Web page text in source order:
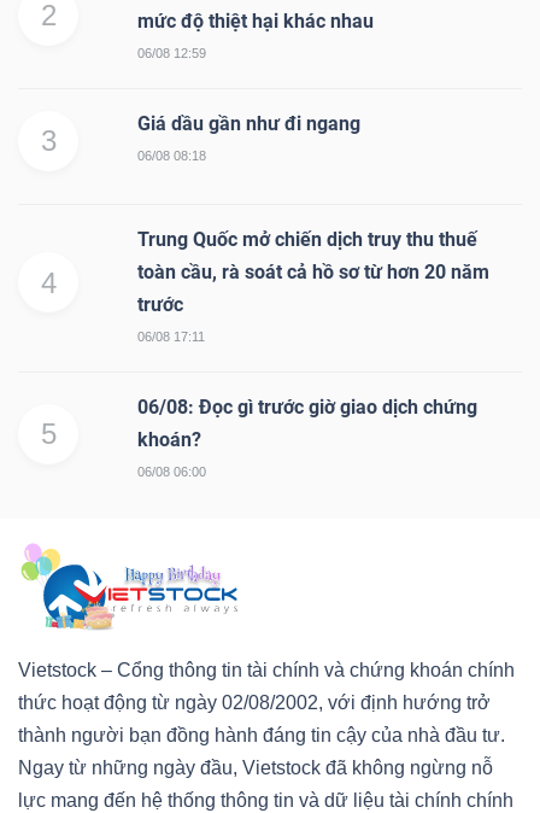
2
mức độ thiệt hại khác nhau
06/08 12:59
3
Giá dầu gần như đi ngang
06/08 08:18
4
Trung Quốc mở chiến dịch truy thu thuế
toàn cầu, rà soát cả hồ sơ từ hơn 20 năm
trước
06/08 17:11
5
06/08: Đọc gì trước giờ giao dịch chứng
khoán?
06/08 06:00
Vietstock – Cổng thông tin tài chính và chứng khoán chính
thức hoạt động từ ngày 02/08/2002, với định hướng trở
thành người bạn đồng hành đáng tin cậy của nhà đầu tư.
Ngay từ những ngày đầu, Vietstock đã không ngừng nỗ
lực mang đến hệ thống thông tin và dữ liệu tài chính chính